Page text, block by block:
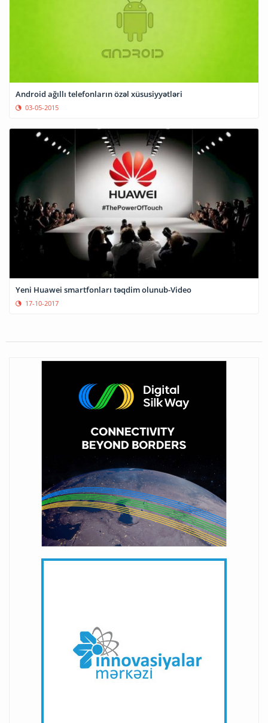
Android ağıllı telefonların özəl xüsusiyyətləri
03-05-2015
Yeni Huawei smartfonları təqdim olunub-Video
17-10-2017